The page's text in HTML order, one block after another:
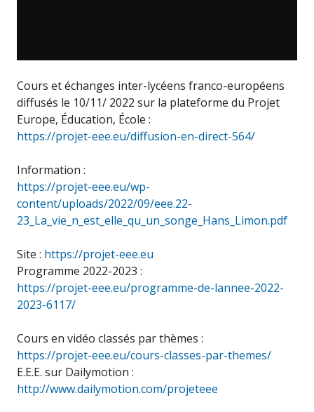
Cours et échanges inter-lycéens franco-européens
diffusés le 10/11/ 2022 sur la plateforme du Projet
Europe, Éducation, École :
https://projet-eee.eu/diffusion-en-direct-564/
Information :
https://projet-eee.eu/wp-
content/uploads/2022/09/eee.22-
23_La_vie_n_est_elle_qu_un_songe_Hans_Limon.pdf
Site : https://projet-eee.eu
Programme 2022-2023 :
https://projet-eee.eu/programme-de-lannee-2022-
2023-6117/
Cours en vidéo classés par thèmes :
https://projet-eee.eu/cours-classes-par-themes/
E.E.E. sur Dailymotion :
http://www.dailymotion.com/projeteee